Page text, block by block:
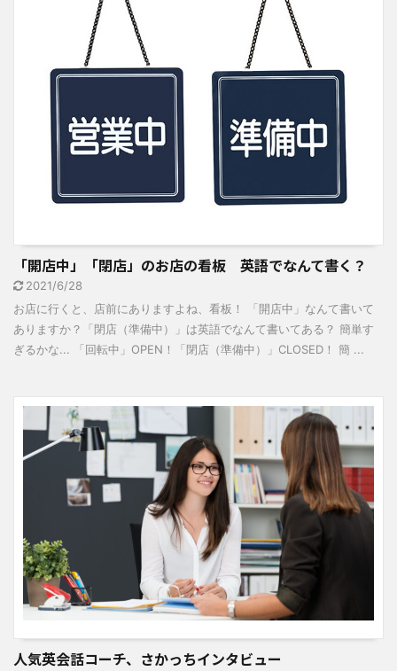
「開店中」「閉店」のお店の看板 英語でなんて書く？
2021/6/28
お店に行くと、店前にありますよね、看板！ 「開店中」なんて書いて
ありますか？「閉店（準備中）」は英語でなんて書いてある？ 簡単す
ぎるかな... 「回転中」OPEN！「閉店（準備中）」CLOSED！ 簡 ...
人気英会話コーチ、さかっちインタビュー